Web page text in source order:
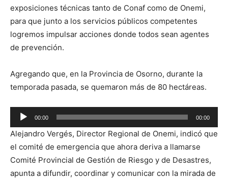
exposiciones técnicas tanto de Conaf como de Onemi,
para que junto a los servicios públicos competentes
logremos impulsar acciones donde todos sean agentes
de prevención.
Agregando que, en la Provincia de Osorno, durante la
temporada pasada, se quemaron más de 80 hectáreas.
Reproductor
de
audio
00:00 00:00
Alejandro Vergés, Director Regional de Onemi, indicó que
el comité de emergencia que ahora deriva a llamarse
Comité Provincial de Gestión de Riesgo y de Desastres,
apunta a difundir, coordinar y comunicar con la mirada de